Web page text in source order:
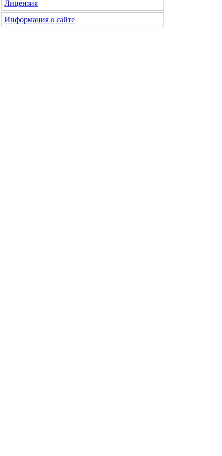
Лицензия
Информация о сайте